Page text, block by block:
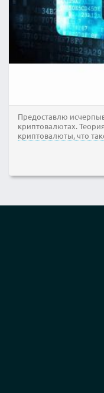
Предоставлю
криптовалютах.
криптовалюты, что